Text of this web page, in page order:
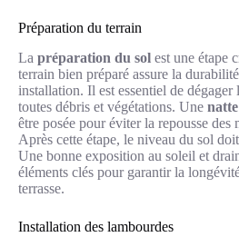
Préparation du terrain
La préparation du sol est une étape
terrain bien préparé assure la
installation. Il est essentiel de dégager
toutes débris et végétations. Une
être posée pour éviter la repousse des
Après cette étape, le niveau du sol
Une bonne exposition au soleil et
éléments clés pour garantir la
terrasse.
Installation des lambourdes